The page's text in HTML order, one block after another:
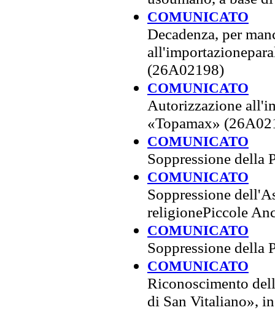
COMUNICATO
Decadenza, per
(26A02198)
COMUNICATO
Autorizzazione
«Topamax»
COMUNICATO
Soppressione della
COMUNICATO
Soppressione
religionePiccole
COMUNICATO
Soppressione della
COMUNICATO
Riconoscimento
di San Vitaliano»,